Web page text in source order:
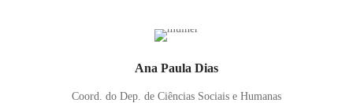
Ana Paula Dias
Coord. do Dep. de Ciências Sociais e Humanas